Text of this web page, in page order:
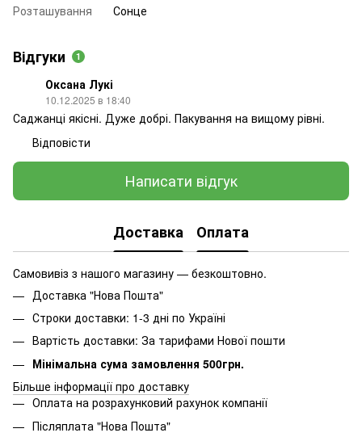
Розташування
Сонце
Відгуки 1
Оксана Лукі
10.12.2025 в 18:40
Саджанці якісні. Дуже добрі. Пакування на вищому рівні.
Відповісти
Написати відгук
Доставка Оплата
Самовивіз з нашого магазину — безкоштовно.
Доставка "Нова Пошта"
Строки доставки: 1-3 дні по Україні
Вартість доставки: За тарифами Нової пошти
Мінімальна сума замовлення 500грн.
Більше інформації про доставку
Оплата на розрахунковий рахунок компанії
Післяплата "Нова Пошта"